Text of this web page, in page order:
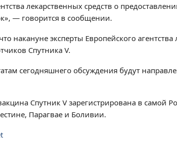
лекарственных средств о
— говорится в сообщении.
накануне эксперты Европейского
Спутника V.
сегодняшнего обсуждения будут
Спутник V зарегистрирована в самой
Парагвае и Боливии.